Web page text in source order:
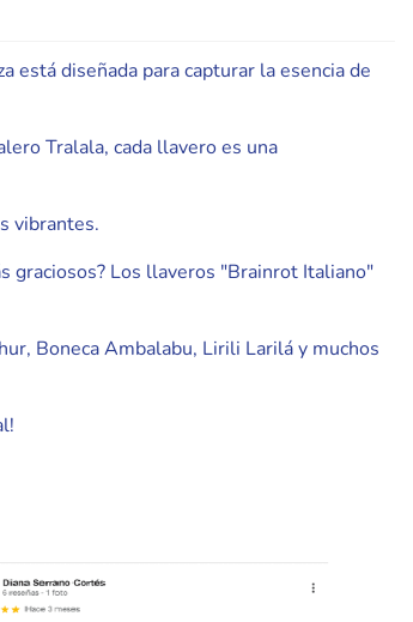
diseñada para capturar la esencia de
Tralala, cada llavero es una
vibrantes.
graciosos? Los llaveros "Brainrot Italiano"
Boneca Ambalabu, Lirili Larilá y muchos